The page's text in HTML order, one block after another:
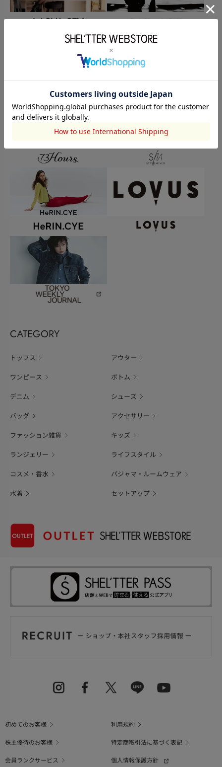
CATEGORY
トップス アウター
ワンピース ボトム
デニム シューズ
バッグ アクセサリー
ファッション雑貨 キッズ
ランジェリー ライフスタイル
コスメ・香水 パジャマ・ルームウェア
水着 セットアップ
初めてのお客様
利用規約
株主優待のお客様
特定商取引法に基づく表記
会員ランクサービス
個人情報保護方針